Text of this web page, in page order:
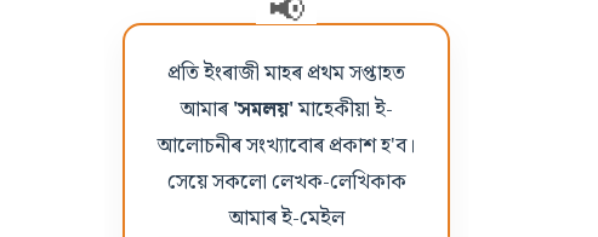
প্ৰতি ইংৰাজী মাহৰ প্ৰথম সপ্তাহত
আমাৰ'সমলয়'মাহেকীয়া ই-
আলোচনীৰ সংখ্যাবোৰ প্ৰকাশ হ'ব।
সেয়ে সকলো লেখক-লেখিকাক
আমাৰ ই-মেইল